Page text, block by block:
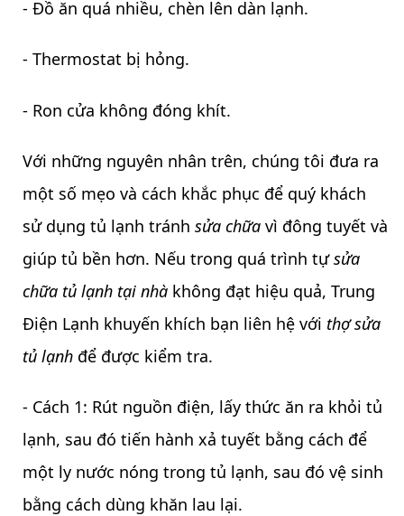
- Đồ ăn quá nhiều, chèn lên dàn lạnh.
- Thermostat bị hỏng.
- Ron cửa không đóng khít.
Với những nguyên nhân trên, chúng tôi đưa ra
một số mẹo và cách khắc phục để quý khách
sử dụng tủ lạnh tránhsửa chữa vì đông tuyết và
giúp tủ bền hơn. Nếu trong quá trình tựsửa
chữa tủ lạnh tại nhà không đạt hiệu quả, Trung
Điện Lạnh khuyến khích bạn liên hệ với thợ sửa
tủ lạnh để được kiểm tra.
- Cách 1: Rút nguồn điện, lấy thức ăn ra khỏi tủ
lạnh, sau đó tiến hành xả tuyết bằng cách để
một ly nước nóng trong tủ lạnh, sau đó vệ sinh
bằng cách dùng khăn lau lại.